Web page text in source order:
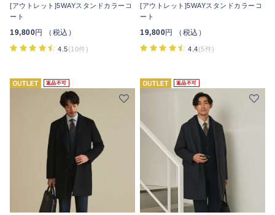
[アウトレット]5WAYスタンドカラーコ
ート
19,800円 （税込）
4.5(10件)
[アウトレット]5WAYスタンドカラーコ
ート
19,800円 （税込）
4.4(5件)
返品不可 返品不可